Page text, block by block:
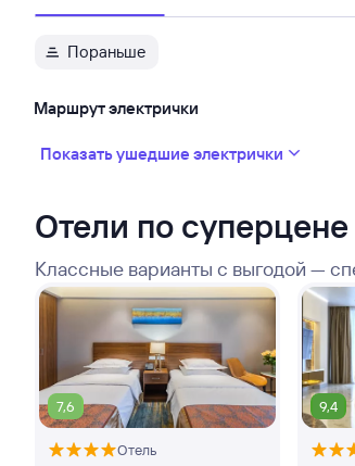
Пораньше
Маршрут электрички
Показать ушедшие электрички
Отели по суперцене
Классные варианты с выгодой —
7,6
Отель
9,4